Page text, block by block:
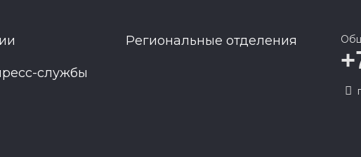
Региональные отделения
службы